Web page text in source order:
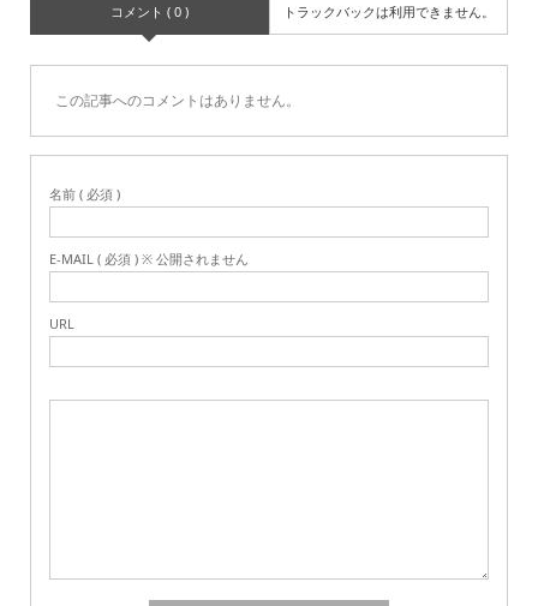
コメント ( 0 ) トラックバックは利用できません。
この記事へのコメントはありません。
名前 ( 必須 )
E-MAIL ( 必須 ) ※ 公開されません
URL